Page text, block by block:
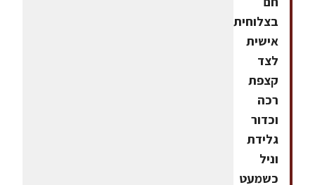
בצלוחית
אישית
לצד
קצפת
רכה
וכדור
גלידת
וניל
כשמעט